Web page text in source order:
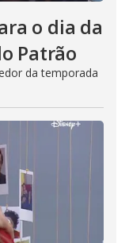
o dia da
Patrão
da temporada